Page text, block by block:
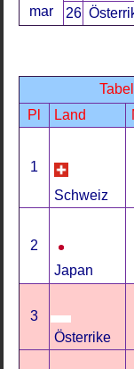
mar
26
Pl
Land
1
Schweiz
2
Japan
3
Österrike